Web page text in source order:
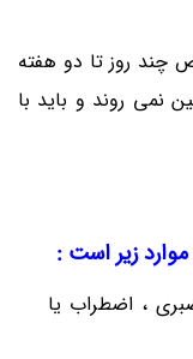
چند روز تا دو هفته
نمی روند و باید با
زیر است :
، اضطراب یا